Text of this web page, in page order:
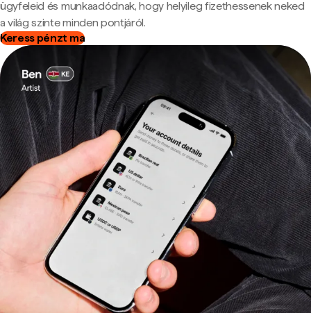
ügyfeleid és munkaadódnak, hogy helyileg fizethessenek neked
a világ szinte minden pontjáról.
Keress pénzt ma